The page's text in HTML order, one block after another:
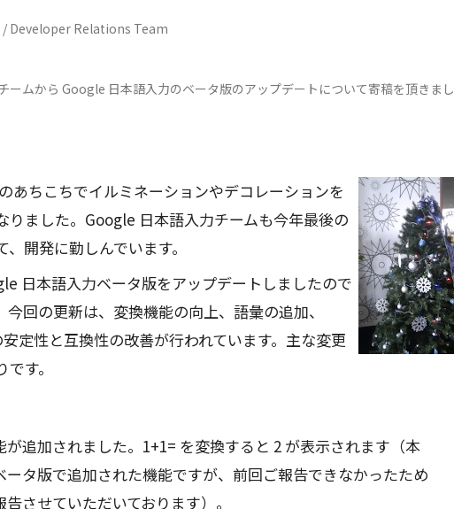
/ Developer Relations Team
ームから Google 日本語入力のベータ版のアップデートについて寄稿を頂きまし
あちこちでイルミネーションやデコレーションを
りました。Google 日本語入力チームも今年最後の
開発に勤しんでいます。
日本語入力ベータ版をアップデートしましたので
今回の更新は、変換機能の向上、語彙の追加、
定性と互換性の改善が行われています。主な変更
す。
が追加されました。1+1= を変換すると 2 が表示されます（本
ータ版で追加された機能ですが、前回ご報告できなかったため
させていただいております）。